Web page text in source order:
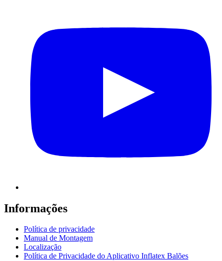
Informações
Política de privacidade
Manual de Montagem
Localização
Política de Privacidade do Aplicativo Inflatex Balões